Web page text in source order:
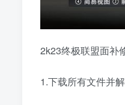
2k23终极联盟面补
1.下载所有文件并